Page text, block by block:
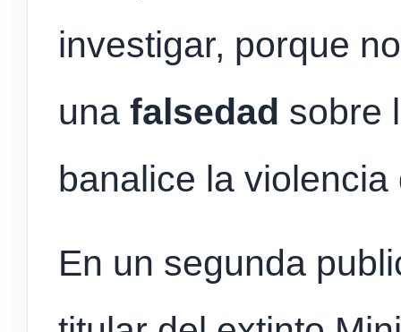
investigar, porque
una falsedad sobre
banalice la violencia
En un segunda